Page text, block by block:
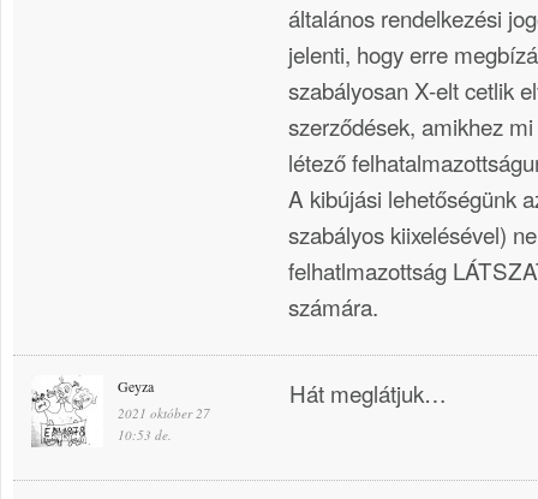
általános rendelkezési
jelenti, hogy erre
szabályosan X-elt cetlik
szerződések, amikhez
létező
A kibújási lehetőségünk
szabályos kiixelésével)
felhatlmazottság
számára.
Geyza
2021 október 27
10:53 de.
Hát meglátjuk…